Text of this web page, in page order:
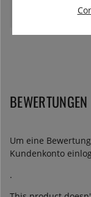
BEWERTUNGEN
Um eine
Kundenkonto
.